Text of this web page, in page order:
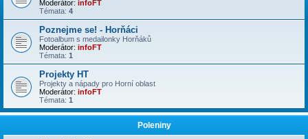
Moderátor: infoFT
Témata: 4
Poznejme se! - Horňáci
Fotoalbum s medailonky Horňáků
Moderátor: infoFT
Témata: 1
Projekty HT
Projekty a nápady pro Horní oblast
Moderátor: infoFT
Témata: 1
Poleniny